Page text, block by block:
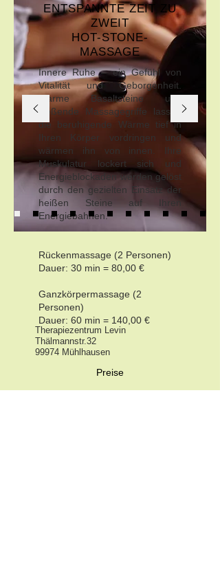
ENTSPANNTE ZEIT ZU
ZWEIT
HOT-STONE-
MASSAGE
Innere Ruhe – ein Gefühl von
Vitalität und Geborgenheit.
Warme Basaltsteine und
fließende Massagegriffe lassen
die beruhigende Wärme tief in
Ihren Körper vordringen und
wärmen ihn von innen. Ihre
Muskulatur lockert sich und
Energieblockaden werden gelöst
durch den gezielten Einsatz der
heißen Steine auf Ihren
Energiebahnen.
Rückenmassage (2 Personen)
Dauer: 30 min = 80,00 €
Ganzkörpermassage (2
Personen)
Dauer: 60 min = 140,00 €
Therapiezentrum Levin
Thälmannstr.32
99974 Mühlhausen
Preise